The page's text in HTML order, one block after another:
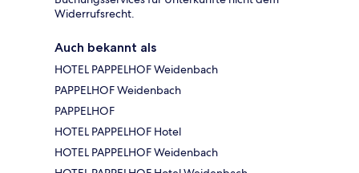
Widerrufsrecht.
Auch bekannt als
HOTEL PAPPELHOF Weidenbach
PAPPELHOF Weidenbach
PAPPELHOF
HOTEL PAPPELHOF Hotel
HOTEL PAPPELHOF Weidenbach